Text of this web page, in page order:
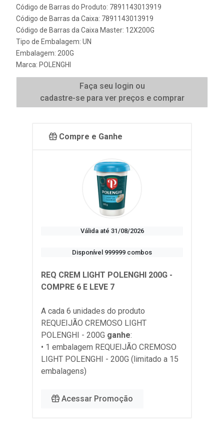
Código de Barras do Produto: 7891143013919
Código de Barras da Caixa: 7891143013919
Código de Barras da Caixa Master: 12X200G
Tipo de Embalagem: UN
Embalagem: 200G
Marca: POLENGHI
Faça seu login ou
cadastre-se para ver preços e comprar
Compre e Ganhe
Válida até 31/08/2026
Disponível 999999 combos
REQ CREM LIGHT POLENGHI 200G -
COMPRE 6 E LEVE 7
A cada 6 unidades do produto
REQUEIJÃO CREMOSO LIGHT
POLENGHI - 200G ganhe:
• 1 embalagem REQUEIJÃO CREMOSO
LIGHT POLENGHI - 200G (limitado a 15
embalagens)
Acessar Promoção